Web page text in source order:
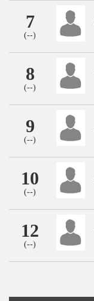
7
(--)
8
(--)
9
(--)
10
(--)
12
(--)